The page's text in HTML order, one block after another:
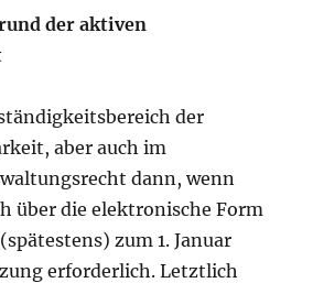
der aktiven
der
aber auch im
dann, wenn
über die elektronische Form
zum 1. Januar
erforderlich. Letztlich